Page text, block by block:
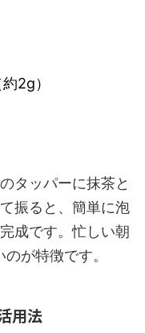
2g）
タッパーに抹茶と
振ると、簡単に泡
成です。忙しい朝
が特徴です。
用法